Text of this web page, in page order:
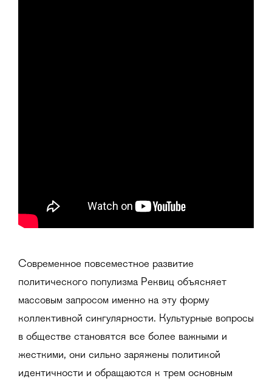
Современное повсеместное развитие
политического популизма Реквиц объясняет
массовым запросом именно на эту форму
коллективной сингулярности. Культурные вопросы
в обществе становятся все более важными и
жесткими, они сильно заряжены политикой
идентичности и обращаются к трем основным